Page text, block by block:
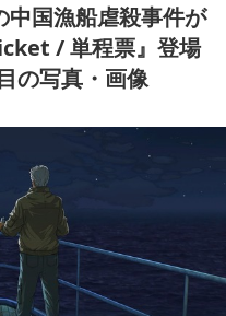
中国漁船虐殺事件が
/ 単程票』登場
の写真・画像